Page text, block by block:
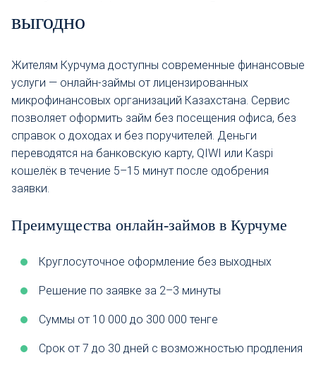
выгодно
Жителям Курчума доступны современные финансовые
услуги — онлайн-займы от лицензированных
микрофинансовых организаций Казахстана. Сервис
позволяет оформить займ без посещения офиса, без
справок о доходах и без поручителей. Деньги
переводятся на банковскую карту, QIWI или Kaspi
кошелёк в течение 5–15 минут после одобрения
заявки.
Преимущества онлайн-займов в Курчуме
Круглосуточное оформление без выходных
Решение по заявке за 2–3 минуты
Суммы от 10 000 до 300 000 тенге
Срок от 7 до 30 дней с возможностью продления